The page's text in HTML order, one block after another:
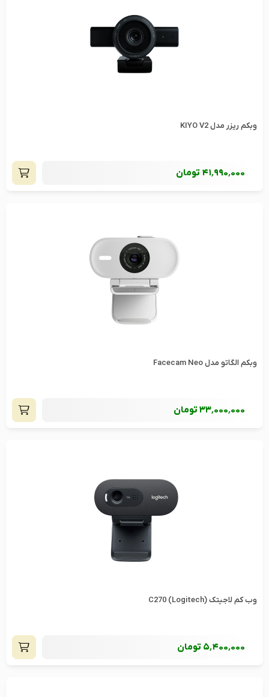
وبکم ریزر مدل KIYO V2
41٬990٬000 تومان
وبکم الگاتو مدل Facecam Neo
33٬000٬000تومان
وب کم لاجیتک C270 (Logitech)
5٬400٬000 تومان